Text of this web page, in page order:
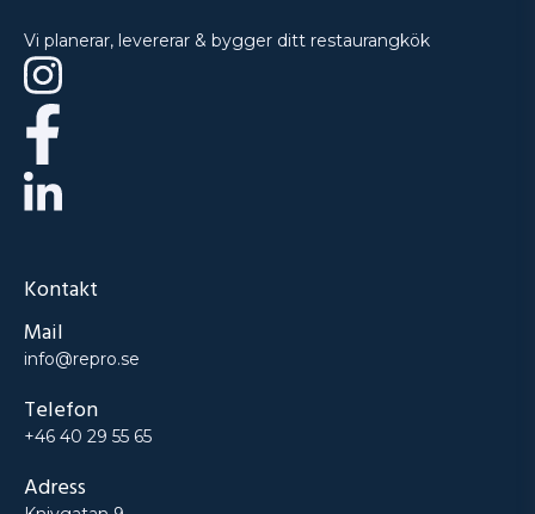
Vi planerar, levererar & bygger ditt restaurangkök
Kontakt
Mail
info@repro.se
Telefon
+46 40 29 55 65
Adress